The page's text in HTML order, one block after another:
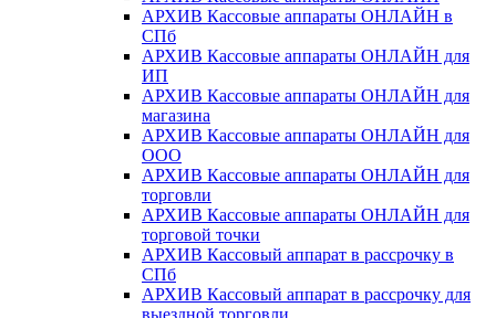
АРХИВ Кассовые аппараты ОНЛАЙН в
СПб
АРХИВ Кассовые аппараты ОНЛАЙН для
ИП
АРХИВ Кассовые аппараты ОНЛАЙН для
магазина
АРХИВ Кассовые аппараты ОНЛАЙН для
ООО
АРХИВ Кассовые аппараты ОНЛАЙН для
торговли
АРХИВ Кассовые аппараты ОНЛАЙН для
торговой точки
АРХИВ Кассовый аппарат в рассрочку в
СПб
АРХИВ Кассовый аппарат в рассрочку для